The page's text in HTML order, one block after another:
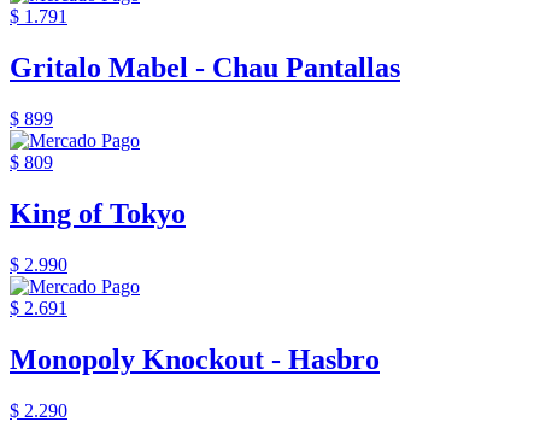
$ 1.791
Gritalo Mabel - Chau Pantallas
$ 899
$ 809
King of Tokyo
$ 2.990
$ 2.691
Monopoly Knockout - Hasbro
$ 2.290